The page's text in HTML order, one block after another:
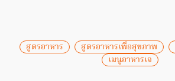
สูตรอาหาร สูตรอาหารเพื่อสุขภาพ
เมนูอาหารเจ